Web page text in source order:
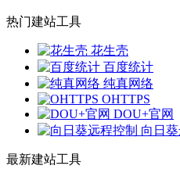
热门建站工具
花生壳
百度统计
纯真网络
OHTTPS
DOU+官网
向日
最新建站工具